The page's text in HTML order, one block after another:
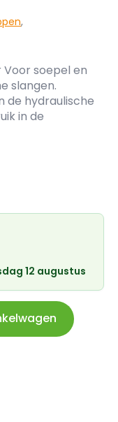
,
Voor soepel en
slangen.
de hydraulische
in de
12 augustus